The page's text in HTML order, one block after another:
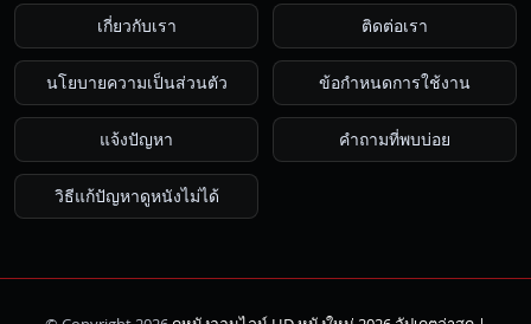
เกี่ยวกับเรา ติดต่อเรา
นโยบายความเป็นส่วนตัว ข้อกำหนดการใช้งาน
แจ้งปัญหา คำถามที่พบบ่อย
วิธีแก้ปัญหาดูหนังไม่ได้